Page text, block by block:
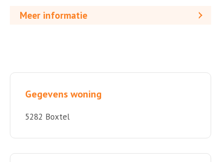
Meer informatie
Gegevens woning
5282 Boxtel